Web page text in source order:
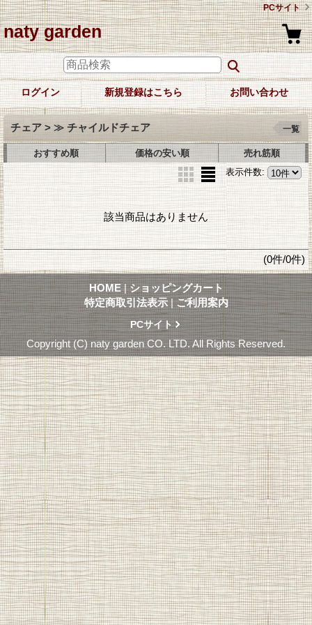
PCサイト
naty garden
ログイン 新規登録はこちら お問い合わせ
チェア > ≫ チャイルドチェア 一覧
おすすめ順 価格の安い順
売れ筋順
表示件数:
該当商品はありません
(0件/0件)
HOME | ショッピングカート
特定商取引法表示 | ご利用案内
PCサイト
Copyright (C) naty garden CO. LTD. All Rights Reserved.